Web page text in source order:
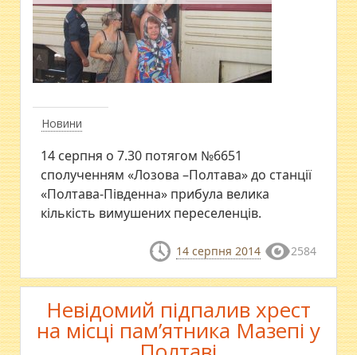
Новини
14 серпня о 7.30 потягом №6651
сполученням «Лозова –Полтава» до станції
«Полтава-Південна» прибула велика
кількість вимушених переселенців.
14 серпня 2014 2584
Невідомий підпалив хрест
на місці пам’ятника Мазепі у